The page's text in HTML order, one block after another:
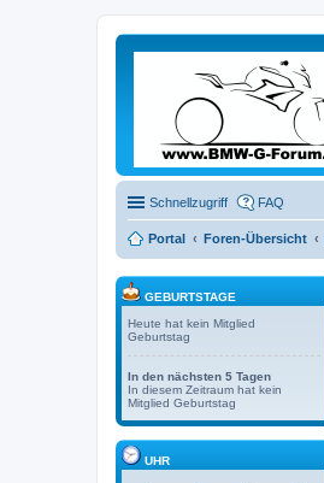
Schnellzugriff FAQ
Portal Foren-Übersicht
GEBURTSTAGE
Heute hat kein Mitglied
Geburtstag
In den nächsten 5 Tagen
In diesem Zeitraum hat kein
Mitglied Geburtstag
UHR